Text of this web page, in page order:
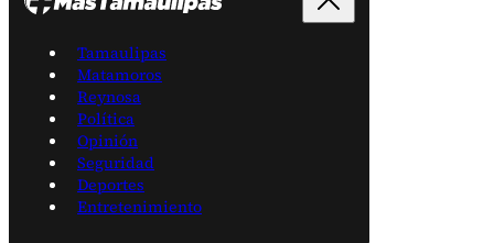
Tamaulipas
Matamoros
Reynosa
Política
Opinión
Seguridad
Deportes
Entretenimiento